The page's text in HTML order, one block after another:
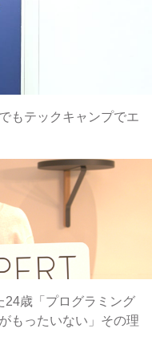
もテックキャンプでエ
24歳「プログラミング
もったいない」その理